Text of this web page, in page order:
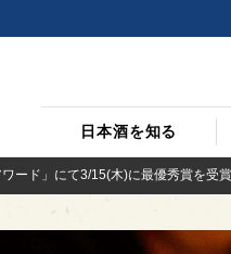
日本酒を知る
ード」にて3/15(木)に最優秀賞を受